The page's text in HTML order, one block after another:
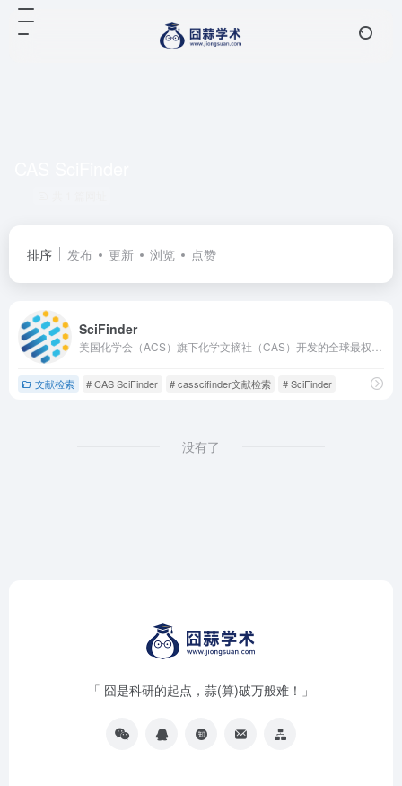
排序 发布 更新 浏览 点赞
SciFinder
文献检索 # CAS SciFinder # casscifinder文献检索 # SciFinder
没有了
「 囧是科研的起点，蒜(算)破万般难！」